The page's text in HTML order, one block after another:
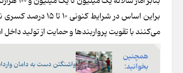
براین اساس در
می‌کنند با تقویت پرواربندها و حمایت از تولید
همچنین
بخوانید:
واشنگتن دست به دامان